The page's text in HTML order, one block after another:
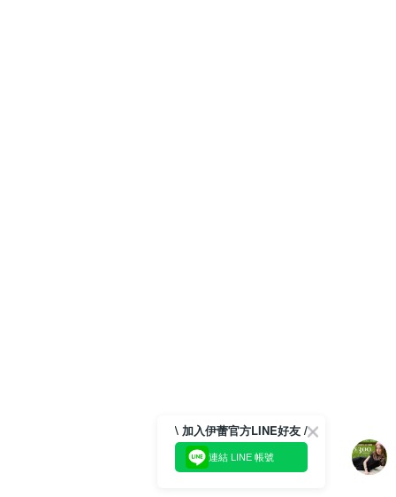
\ 加入伊蕾官方LINE好友 /
連結 LINE 帳號